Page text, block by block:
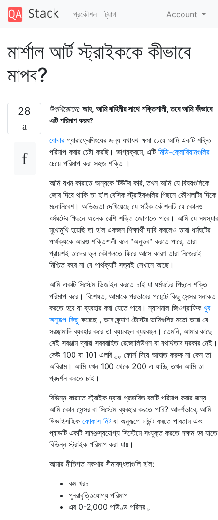
প্রকৌশল ট্যাগ Account
মার্শাল আর্ট স্ট্রাইককে কীভাবে
মাপব?
28 উপশিরোনাম: আহ, আমি বাহিনীর সাথে শক্তিশালী, তবে আমি কীভাবে
এটি পরিমাপ করব?
যোদারপ্যারাফ্রেসিংয়ের জন্য যথাযথ ক্ষমা চেয়ে আমি একটি শক্তি
পরিমাপ করার চেষ্টা করছি। ভাগ্যক্রমে, এটি মিডি-ক্লোরিয়ানগুলির
চেয়ে পরিমাপ করা সহজ শক্তি ।
আমি যখন কারাতে অন্যকে টিউটর করি, তখন আমি যে বিষয়গুলিকে
জোর দিয়ে থাকি তা হ'ল বেসিক স্ট্রাইকগুলির পিছনে কৌশলটির দিকে
মনোনিবেশ। অভিজ্ঞতা দেখিয়েছে যে সঠিক কৌশলটি যে কোনও
ধর্মঘটের পিছনে অনেক বেশি শক্তি জোগাতে পারে। আমি যে সমস্যার
মুখোমুখি হয়েছি তা হ'ল একজন শিক্ষার্থী দাবি করলেও তারা ধর্মঘটের
পার্থক্যকে আরও শক্তিশালী বলে "অনুভব" করতে পারে, তারা
প্রায়শই তাদের ভুল কৌশলতে ফিরে আসে কারণ তারা নিজেরাই
নিশ্চিত করে না যে পার্থক্যটি সত্যই সেখানে আছে।
আমি একটি সিস্টেম ডিজাইন করতে চাই যা ধর্মঘটের পিছনে শক্তি
পরিমাপ করে। বিশেষত, আমাকে প্রভাবের পয়েন্টে কিছু সেন্সর সনাক্ত
করতে হবে যা ব্যবহার করা যেতে পারে। ন্যাশনাল জিওগ্রাফিক খুব
অনুরূপ কিছুকরেছে , তবে ক্র্যাশ টেস্টের ডামিগুলির মতো তারা যে
সরঞ্জামাদি ব্যবহার করে তা ব্যয়বহুল ব্যয়বহুল। তেমনি, আমার কাছে
সেই সরঞ্জাম দ্বারা সরবরাহিত রেজোলিউশন বা যথার্থতার দরকার নেই।
কেউ 100 বা 101 এলবি এফ ফোর্স দিয়ে আঘাত করুক না কেন তা
অবিরাম। আমি যখন 100 থেকে 200 এ যাচ্ছি তখন আমি তা
প্রদর্শন করতে চাই।
বিভিন্ন কারাতে স্ট্রাইক দ্বারা প্রভাবিত বলটি পরিমাপ করার জন্য
আমি কোন সেন্সর বা সিস্টেম ব্যবহার করতে পারি? আদর্শভাবে, আমি
ডিভাইসটিকে ফোকাস মিটবা অনুরূপে মাউন্ট করতে পারতাম এবং
প্যাডটি একটি সামঞ্জস্যযোগ্য সিস্টেমে সংযুক্ত করতে সক্ষম হব যাতে
বিভিন্ন স্ট্রাইক পরিমাপ করা যায়।
আমার নীতিগত নকশার সীমাবদ্ধতাগুলি হ'ল:
কম খরচ
পুনরাবৃত্তিযোগ্য পরিমাপ
এর 0-2,000 পাউণ্ড পরিসর চ